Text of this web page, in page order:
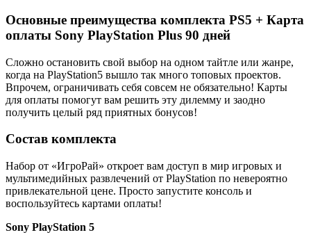
Основные преимущества комплекта PS5 + Карта
оплаты Sony PlayStation Plus 90 дней
Сложно остановить свой выбор на одном тайтле или жанре,
когда на PlayStation5 вышло так много топовых проектов.
Впрочем, ограничивать себя совсем не обязательно! Карты
для оплаты помогут вам решить эту дилемму и заодно
получить целый ряд приятных бонусов!
Состав комплекта
Набор от «ИгроРай» откроет вам доступ в мир игровых и
мультимедийных развлечений от PlayStation по невероятно
привлекательной цене. Просто запустите консоль и
воспользуйтесь картами оплаты!
Sony PlayStation 5